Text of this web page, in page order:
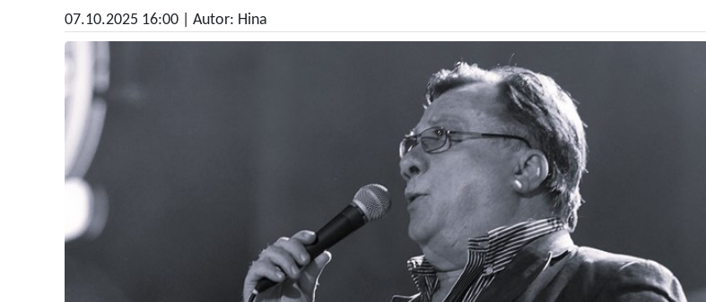
07.10.2025 16:00 | Autor: Hina